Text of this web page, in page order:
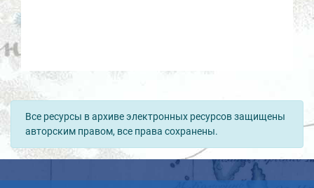
Все ресурсы в архиве электронных ресурсов защищены
авторским правом, все права сохранены.